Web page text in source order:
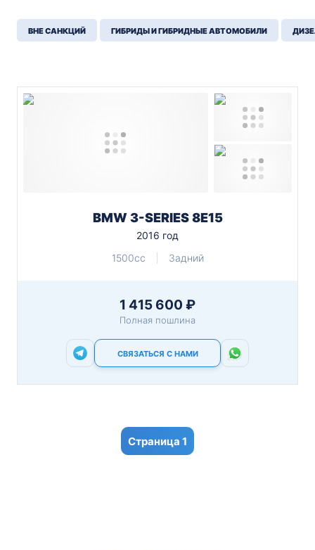
ВНЕ САНКЦИЙ ГИБРИДЫ И ГИБРИДНЫЕ АВТОМОБИЛИ
BMW 3-SERIES 8E15
2016 год
1500cc
Задний
1 415 600 ₽
Полная пошлина
СВЯЗАТЬСЯ С НАМИ
1